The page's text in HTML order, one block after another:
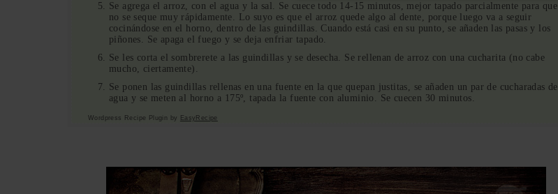
Se agrega el arroz, con el agua y la sal. Se cuece todo 14-15 minutos, mejor tapado parcialmente para que
no se seque muy rápidamente. Lo suyo es que el arroz quede algo al dente, porque luego va a seguir
cocinándose en el horno, dentro de las guindillas. Cuando está casi en su punto, se añaden las pasas y los
piñones. Se apaga el fuego y se deja enfriar tapado.
Se les corta el sombrerete a las guindillas y se desecha. Se rellenan de arroz con una cucharita (no cabe
mucho, ciertamente).
Se ponen las guindillas rellenas en una fuente en la que quepan justitas, se añaden un par de cucharadas de
agua y se meten al horno a 175º, tapada la fuente con aluminio. Se cuecen 30 minutos.
Wordpress Recipe Plugin by EasyRecipe